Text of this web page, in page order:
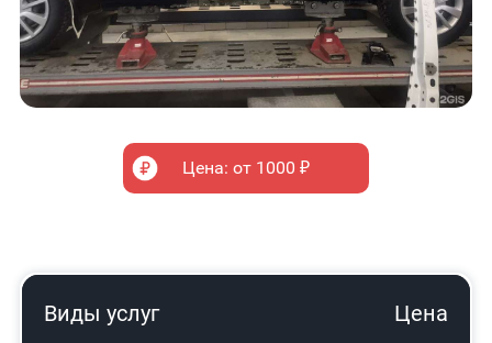
Цена: от 1000 ₽
Виды услуг Цена